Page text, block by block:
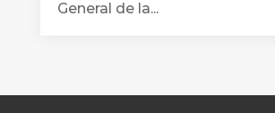
General de la...